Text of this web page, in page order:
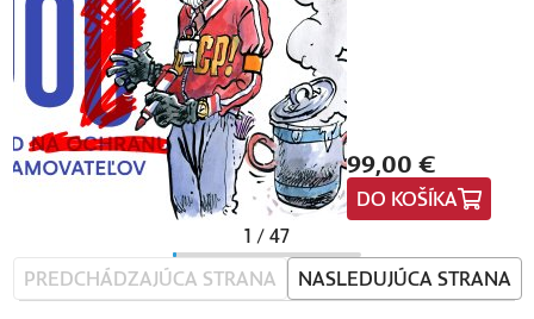
99,00 €
DO KOŠÍKA
1 / 47
PREDCHÁDZAJÚCA STRANA
NASLEDUJÚCA STRANA